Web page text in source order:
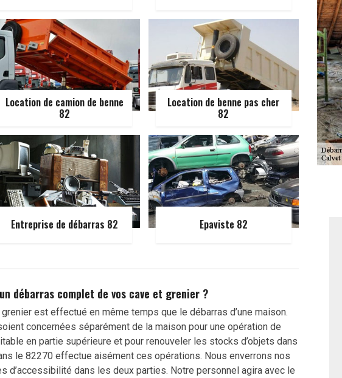
Location de camion de benne
82
Location de benne pas cher
82
Entreprise de débarras 82 Epaviste 82
débarras complet de vos cave et grenier ?
est effectué en même temps que le débarras d’une maison.
concernées séparément de la maison pour une opération de
en partie supérieure et pour renouveler les stocks d’objets dans
le 82270 effectue aisément ces opérations. Nous enverrons nos
d’accessibilité dans les deux parties. Notre personnel agira avec le